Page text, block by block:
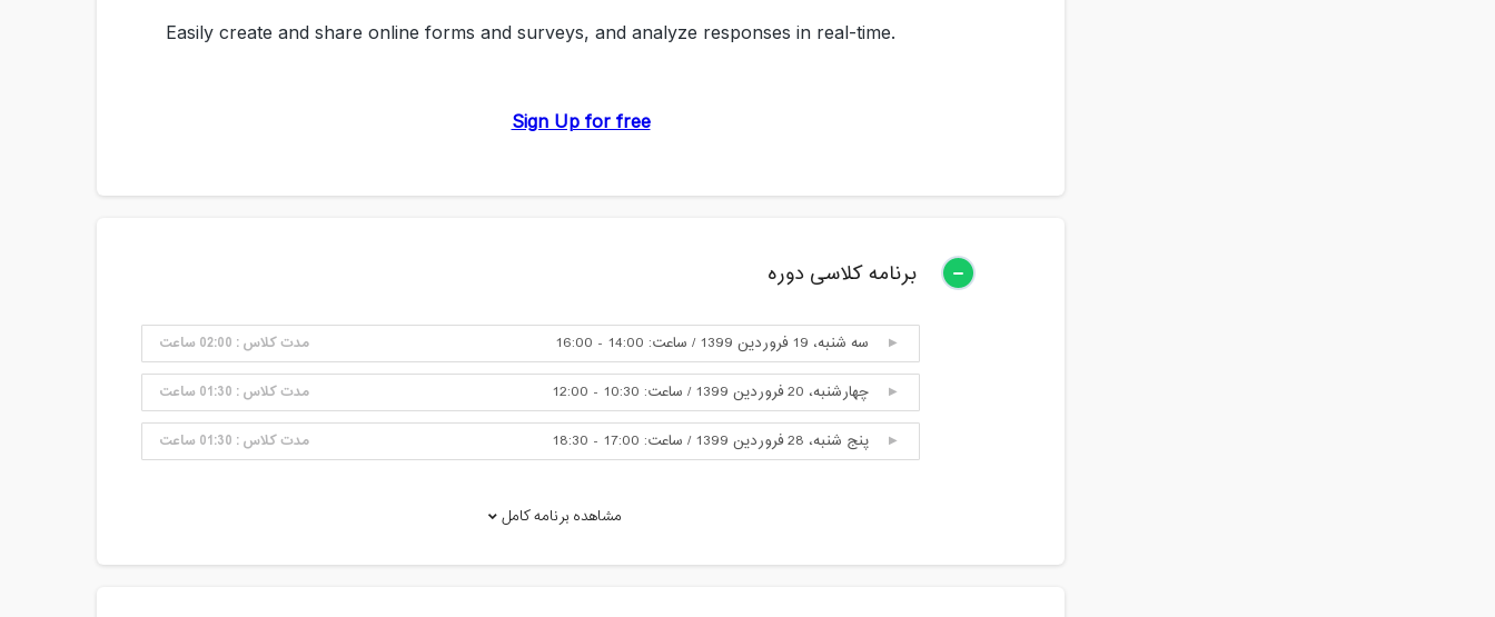
برنامه کلاسی دوره
سه شنبه، 19 فروردین 1399 / ساعت: 14:00 - 16:00 مدت کلاس : 02:00 ساعت
چهارشنبه، 20 فروردین 1399 / ساعت: 10:30 - 12:00 مدت کلاس : 01:30 ساعت
پنج شنبه، 28 فروردین 1399 / ساعت: 17:00 - 18:30 مدت کلاس : 01:30 ساعت
مشاهده برنامه کامل